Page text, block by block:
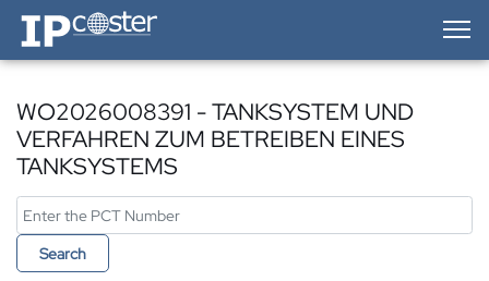
IP-Coster — Home
WO2026008391 - TANKSYSTEM UND
VERFAHREN ZUM BETREIBEN EINES
TANKSYSTEMS
Search